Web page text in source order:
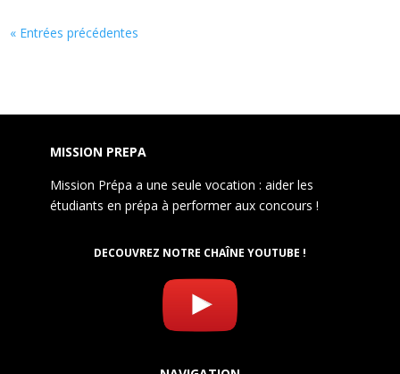
« Entrées précédentes
MISSION PREPA
Mission Prépa a une seule vocation : aider les
étudiants en prépa à performer aux concours !
DECOUVREZ NOTRE CHAÎNE YOUTUBE !